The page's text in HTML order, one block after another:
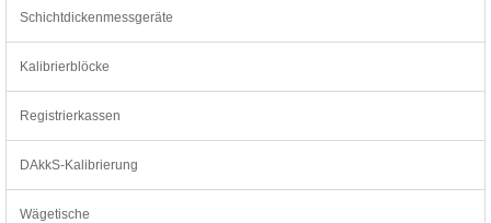
Schichtdickenmessgeräte
Kalibrierblöcke
Registrierkassen
DAkkS-Kalibrierung
Wägetische